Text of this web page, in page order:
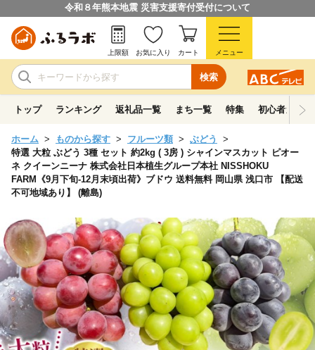
令和８年熊本地震 災害支援寄付受付について
検索
上限額 お気に入り カート メニュー
トップ ランキング 返礼品一覧 まち一覧 特集 初心者ガイド
ホーム ものから探す フルーツ類
ぶどう
特選 大粒 ぶどう 3種 セット 約2kg ( 3房 ) シャインマスカット ピオー
ネ クイーンニーナ 株式会社日本植生グループ本社 NISSHOKU
FARM《9月下旬-12月末頃出荷》ブドウ 送料無料 岡山県 浅口市 【配送
不可地域あり】 (離島)